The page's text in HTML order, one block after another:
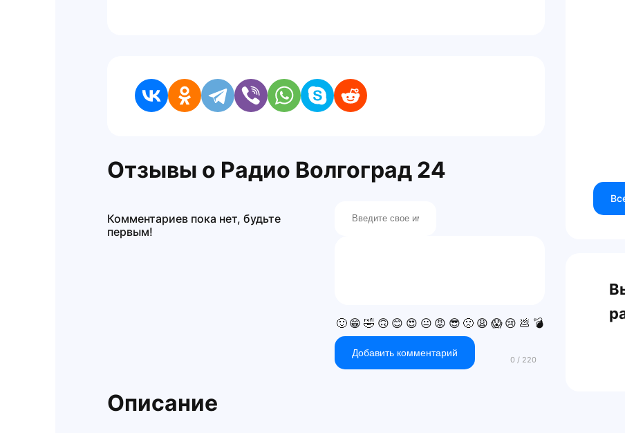
Отзывы о Радио Волгоград 24
🙂 😁 🤣 🙃 😊 😍 😐 😡 😎 🙁 😩 😱 😢 💩 💣
Добавить комментарий
Комментариев пока нет, будьте
первым!
Описание